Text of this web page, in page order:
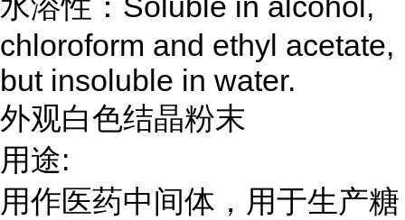
chloroform and ethyl acetate,
but insoluble in water.
外观白色结晶粉末
用途:
用作医药中间体，用于生产糖